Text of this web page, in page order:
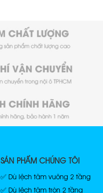
SẢN PHẨM CHÚNG TÔI
✅ Dù lệch tâm vuông 2 tầng
✅ Dù lệch tâm tròn 2 tầng